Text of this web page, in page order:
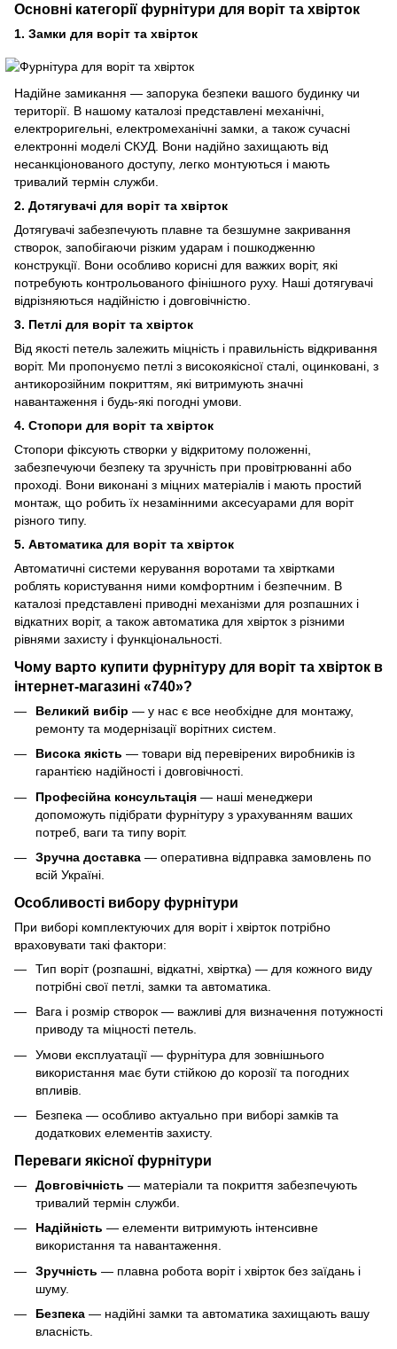
Основні категорії фурнітури для воріт та хвірток
1. Замки для воріт та хвірток
Надійне замикання — запорука безпеки вашого будинку чи
території. В нашому каталозі представлені механічні,
електроригельні, електромеханічні замки, а також сучасні
електронні моделі СКУД. Вони надійно захищають від
несанкціонованого доступу, легко монтуються і мають
тривалий термін служби.
2. Дотягувачі для воріт та хвірток
Дотягувачі забезпечують плавне та безшумне закривання
створок, запобігаючи різким ударам і пошкодженню
конструкції. Вони особливо корисні для важких воріт, які
потребують контрольованого фінішного руху. Наші дотягувачі
відрізняються надійністю і довговічністю.
3. Петлі для воріт та хвірток
Від якості петель залежить міцність і правильність відкривання
воріт. Ми пропонуємо петлі з високоякісної сталі, оцинковані, з
антикорозійним покриттям, які витримують значні
навантаження і будь-які погодні умови.
4. Стопори для воріт та хвірток
Стопори фіксують створки у відкритому положенні,
забезпечуючи безпеку та зручність при провітрюванні або
проході. Вони виконані з міцних матеріалів і мають простий
монтаж, що робить їх незамінними аксесуарами для воріт
різного типу.
5. Автоматика для воріт та хвірток
Автоматичні системи керування воротами та хвіртками
роблять користування ними комфортним і безпечним. В
каталозі представлені приводні механізми для розпашних і
відкатних воріт, а також автоматика для хвірток з різними
рівнями захисту і функціональності.
Чому варто купити фурнітуру для воріт та хвірток в
інтернет-магазині «740»?
Великий вибір — у нас є все необхідне для монтажу,
ремонту та модернізації ворітних систем.
Висока якість — товари від перевірених виробників із
гарантією надійності і довговічності.
Професійна консультація — наші менеджери
допоможуть підібрати фурнітуру з урахуванням ваших
потреб, ваги та типу воріт.
Зручна доставка — оперативна відправка замовлень по
всій Україні.
Особливості вибору фурнітури
При виборі комплектуючих для воріт і хвірток потрібно
враховувати такі фактори:
Тип воріт (розпашні, відкатні, хвіртка) — для кожного виду
потрібні свої петлі, замки та автоматика.
Вага і розмір створок — важливі для визначення потужності
приводу та міцності петель.
Умови експлуатації — фурнітура для зовнішнього
використання має бути стійкою до корозії та погодних
впливів.
Безпека — особливо актуально при виборі замків та
додаткових елементів захисту.
Переваги якісної фурнітури
Довговічність — матеріали та покриття забезпечують
тривалий термін служби.
Надійність — елементи витримують інтенсивне
використання та навантаження.
Зручність — плавна робота воріт і хвірток без заїдань і
шуму.
Безпека — надійні замки та автоматика захищають вашу
власність.